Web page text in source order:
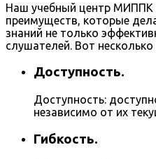
Наш учебный центр МИППК
преимуществ, которые
знаний не только
слушателей. Вот
Доступность.
Доступность:
независимо от их
Гибкость.